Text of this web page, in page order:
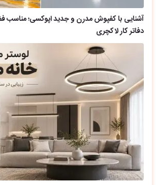
آشنایی با کفپوش مدرن و جدید اپوکسی؛
دفاتر کار لاکچری